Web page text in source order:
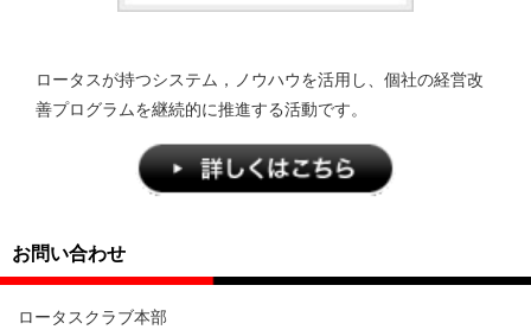
ロータスが持つシステム，ノウハウを活用し、個社の経営改
善プログラムを継続的に推進する活動です。
お問い合わせ
ロータスクラブ本部